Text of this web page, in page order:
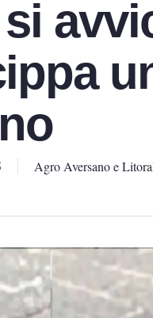
Agro Aversano e